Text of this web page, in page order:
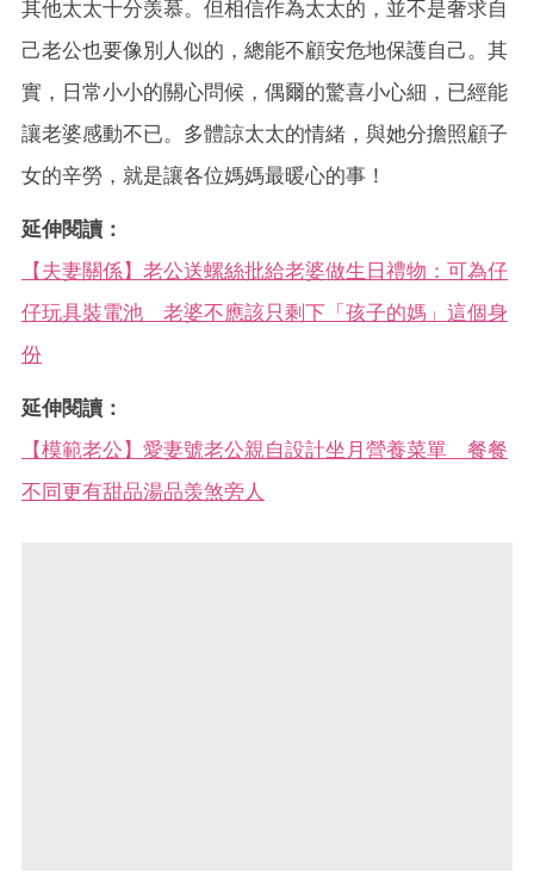
其他太太十分羡慕。但相信作為太太的，並不是奢求自
己老公也要像別人似的，總能不顧安危地保護自己。其
實，日常小小的關心問候，偶爾的驚喜小心細，已經能
讓老婆感動不已。多體諒太太的情緒，與她分擔照顧子
女的辛勞，就是讓各位媽媽最暖心的事！
延伸閱讀：
【夫妻關係】老公送螺絲批給老婆做生日禮物：可為仔
仔玩具裝電池 老婆不應該只剩下「孩子的媽」這個身
份
延伸閱讀：
【模範老公】愛妻號老公親自設計坐月營養菜單 餐餐
不同更有甜品湯品羡煞旁人